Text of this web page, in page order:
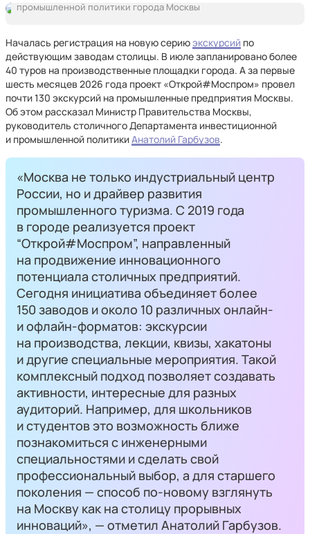
промышленной политики города Москвы
Началась регистрация на новую сериюэкскурсий по
действующим заводам столицы. В июле запланировано более
40 туров на производственные площадки города. А за первые
шесть месяцев 2026 года проект «Открой#Моспром» провел
почти 130 экскурсий на промышленные предприятия Москвы.
Об этом рассказал Министр Правительства Москвы,
руководитель столичного Департамента инвестиционной
и промышленной политикиАнатолий Гарбузов.
«Москва не только индустриальный центр
России, но и драйвер развития
промышленного туризма. С 2019 года
в городе реализуется проект
“Открой#Моспром”, направленный
на продвижение инновационного
потенциала столичных предприятий.
Сегодня инициатива объединяет более
150 заводов и около 10 различных онлайн-
и офлайн-форматов: экскурсии
на производства, лекции, квизы, хакатоны
и другие специальные мероприятия. Такой
комплексный подход позволяет создавать
активности, интересные для разных
аудиторий. Например, для школьников
и студентов это возможность ближе
познакомиться с инженерными
специальностями и сделать свой
профессиональный выбор, а для старшего
поколения — способ по-новому взглянуть
на Москву как на столицу прорывных
инноваций», — отметил Анатолий Гарбузов.